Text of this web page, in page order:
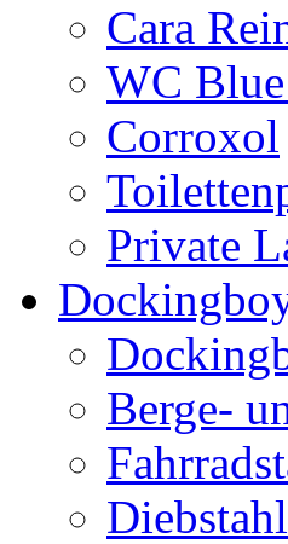
Cara
WC
Corroxol
Private
Berge-